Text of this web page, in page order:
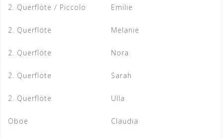
2. Querflöte / Piccolo
2. Querflöte
2. Querflöte
2. Querflöte
2. Querflöte
Oboe
Emilie
Melanie
Nora
Sarah
Ulla
Claudia